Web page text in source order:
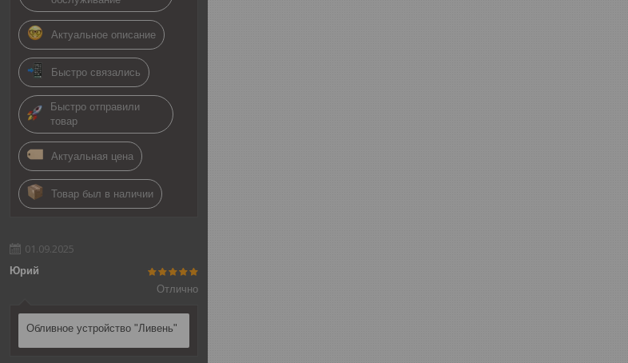
Актуальное описание
Быстро связались
Быстро отправили
товар
Актуальная цена
Товар был в наличии
01.09.2025
Юрий
Отлично
Обливное устройство "Ливень"